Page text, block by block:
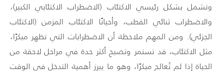
وتشمل بشكل رئيسي الاكتئاب (الاضطراب الاكتئابي الكبير)،
والاضطراب ثنائي القطب، وأحيانًا الاكتئاب المزمن (الاكتئاب
الجزئي). ومن المهم ملاحظة أن الاضطرابات التي تظهر مبكرًا،
مثل الاكتئاب، قد تستمر وتصبح أكثر حدة في مراحل لاحقة من
الحياة إذا لم تُعالج مبكرًا، وهو ما يبرز أهمية التدخل في الوقت